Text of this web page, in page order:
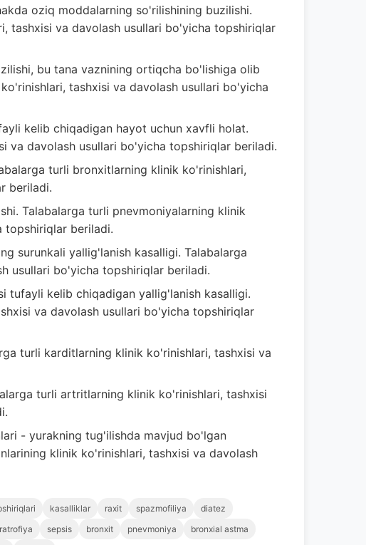
oziq moddalarning so'rilishining buzilishi.
tashxisi va davolash usullari bo'yicha topshiriqlar
bu tana vaznining ortiqcha bo'lishiga olib
tashxisi va davolash usullari bo'yicha
kelib chiqadigan hayot uchun xavfli holat.
va davolash usullari bo'yicha topshiriqlar beriladi.
turli bronxitlarning klinik ko'rinishlari,
beriladi.
Talabalarga turli pnevmoniyalarning klinik
topshiriqlar beriladi.
surunkali yallig'lanish kasalligi. Talabalarga
usullari bo'yicha topshiriqlar beriladi.
tufayli kelib chiqadigan yallig'lanish kasalligi.
va davolash usullari bo'yicha topshiriqlar
turli karditlarning klinik ko'rinishlari, tashxisi va
turli artritlarning klinik ko'rinishlari, tashxisi
- yurakning tug'ilishda mavjud bo'lgan
klinik ko'rinishlari, tashxisi va davolash
kasalliklar raxit spаzmofiliya
diatez
sepsis bronxit pnevmoniya
bronxial astma